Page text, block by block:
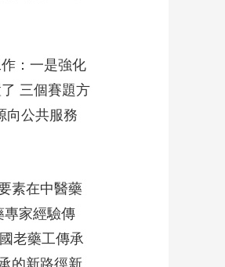
：一是強化
三個賽題方
向公共服務
素在中醫藥
專家經驗傳
老藥工傳承
的新路徑新